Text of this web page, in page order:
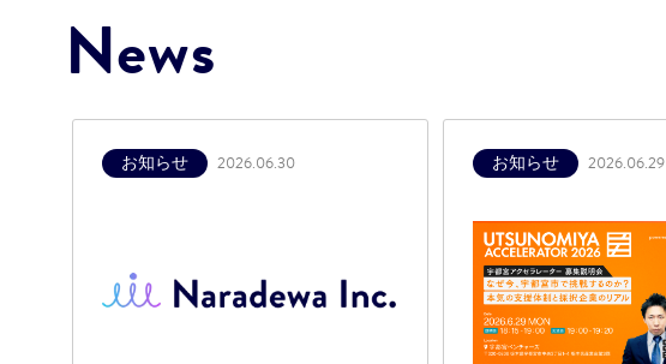
News
お知らせ 2026.06.30 お知らせ 2026.06.29